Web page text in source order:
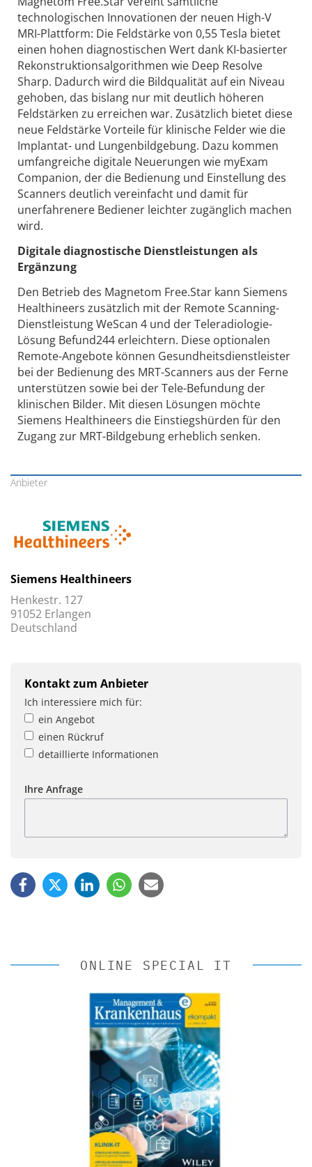
technologischen Innovationen der neuen High-V
MRI-Plattform: Die Feldstärke von 0,55 Tesla bietet
einen hohen diagnostischen Wert dank KI-basierter
Rekonstruktionsalgorithmen wie Deep Resolve
Sharp. Dadurch wird die Bildqualität auf ein Niveau
gehoben, das bislang nur mit deutlich höheren
Feldstärken zu erreichen war. Zusätzlich bietet diese
neue Feldstärke Vorteile für klinische Felder wie die
Implantat- und Lungenbildgebung. Dazu kommen
umfangreiche digitale Neuerungen wie myExam
Companion, der die Bedienung und Einstellung des
Scanners deutlich vereinfacht und damit für
unerfahrenere Bediener leichter zugänglich machen
wird.
Digitale diagnostische Dienstleistungen als
Ergänzung
Den Betrieb des Magnetom Free.Star kann Siemens
Healthineers zusätzlich mit der Remote Scanning-
Dienstleistung WeScan 4 und der Teleradiologie-
Lösung Befund244 erleichtern. Diese optionalen
Remote-Angebote können Gesundheitsdienstleister
bei der Bedienung des MRT-Scanners aus der Ferne
unterstützen sowie bei der Tele-Befundung der
klinischen Bilder. Mit diesen Lösungen möchte
Siemens Healthineers die Einstiegshürden für den
Zugang zur MRT-Bildgebung erheblich senken.
Anbieter
Siemens Healthineers
Henkestr. 127
91052 Erlangen
Deutschland
Kontakt zum Anbieter
Ich interessiere mich für:
ein Angebot
einen Rückruf
detaillierte Informationen
Ihre Anfrage
ONLINE SPECIAL IT